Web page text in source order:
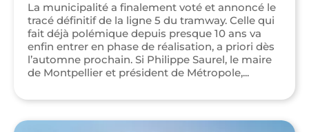
La municipalité a finalement voté et annoncé le
tracé définitif de la ligne 5 du tramway. Celle qui
fait déjà polémique depuis presque 10 ans va
enfin entrer en phase de réalisation, a priori dès
l’automne prochain. Si Philippe Saurel, le maire
de Montpellier et président de Métropole,...